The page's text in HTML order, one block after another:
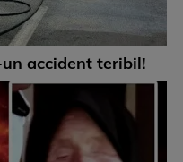
accident teribil!